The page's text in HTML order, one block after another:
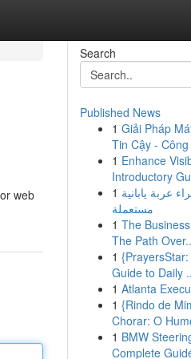
web
Search
Published News
1 Giải Pháp
Tin Cậy -
1 Enhance
Introductory
1 عربة يابانية
مستعملة
1 The
The Path
1
Guide to Daily
1 Atlanta
1 {Rindo de
Chorar: O
1 BMW
Complete